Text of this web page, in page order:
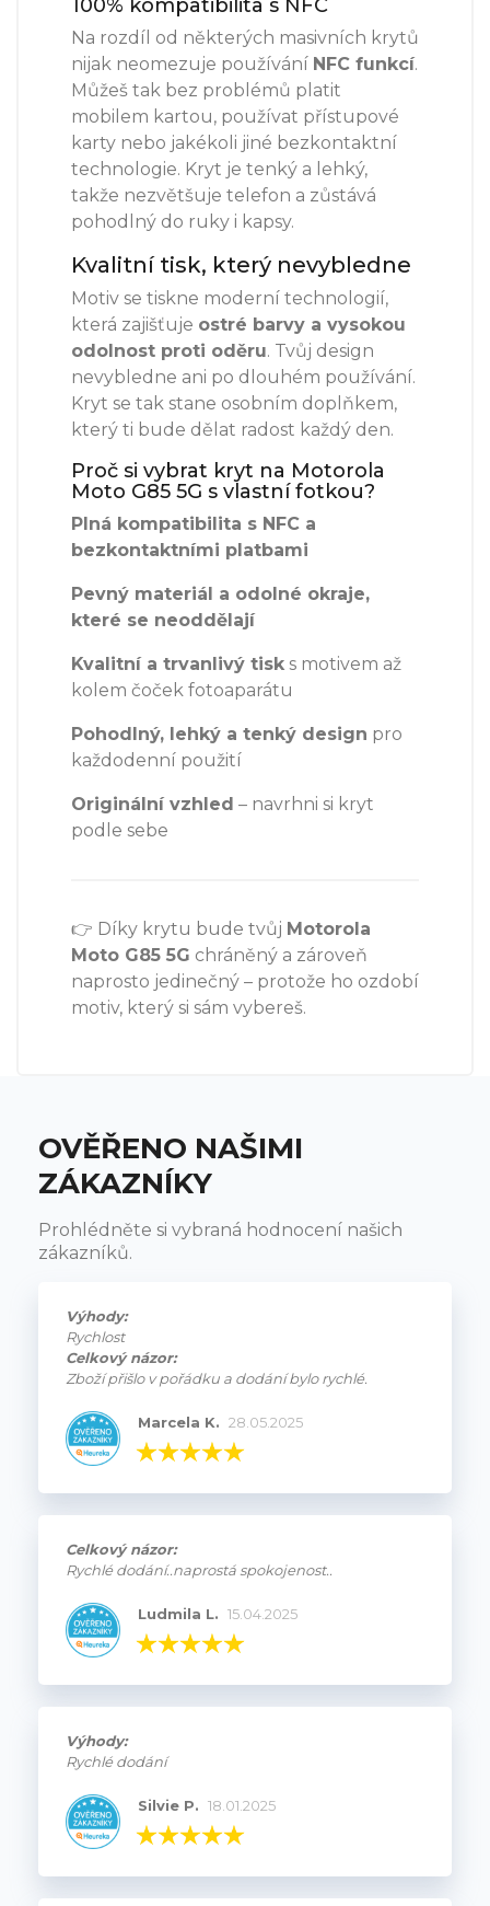
100% kompatibilita s NFC
Na rozdíl od některých masivních krytů
nijak neomezuje používání NFC funkcí.
Můžeš tak bez problémů platit
mobilem kartou, používat přístupové
karty nebo jakékoli jiné bezkontaktní
technologie. Kryt je tenký a lehký,
takže nezvětšuje telefon a zůstává
pohodlný do ruky i kapsy.
Kvalitní tisk, který nevybledne
Motiv se tiskne moderní technologií,
která zajišťuje ostré barvy a vysokou
odolnost proti oděru. Tvůj design
nevybledne ani po dlouhém používání.
Kryt se tak stane osobním doplňkem,
který ti bude dělat radost každý den.
Proč si vybrat kryt na Motorola
Moto G85 5G s vlastní fotkou?
Plná kompatibilita s NFC a
bezkontaktními platbami
Pevný materiál a odolné okraje,
které se neoddělají
Kvalitní a trvanlivý tisk s motivem až
kolem čoček fotoaparátu
Pohodlný, lehký a tenký design pro
každodenní použití
Originální vzhled – navrhni si kryt
podle sebe
👉 Díky krytu bude tvůj Motorola
Moto G85 5G chráněný a zároveň
naprosto jedinečný – protože ho ozdobí
motiv, který si sám vybereš.
OVĚŘENO NAŠIMI
ZÁKAZNÍKY
Prohlédněte si vybraná hodnocení našich
zákazníků.
Výhody:
Rychlost
Celkový názor:
Zboží přišlo v pořádku a dodání bylo rychlé.
Marcela K. 28.05.2025
Celkový názor:
Rychlé dodání..naprostá spokojenost..
Ludmila L. 15.04.2025
Výhody:
Rychlé dodání
Silvie P. 18.01.2025